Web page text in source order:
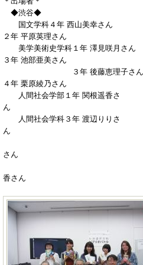
◆渋谷◆ ◆
国文学科４年 西山美幸さん
２年 平原英理さん
美学美術史学科１
３年 池部亜美さん
３年 後藤恵理子さん 生
４年 栗原綾乃さん
人間社会学部１年 関根遥香さ
ん 中山沙
人間社会学科３年 渡辺りりさ
ん 根津彩
現代生活学科
さん
土肥
香さん